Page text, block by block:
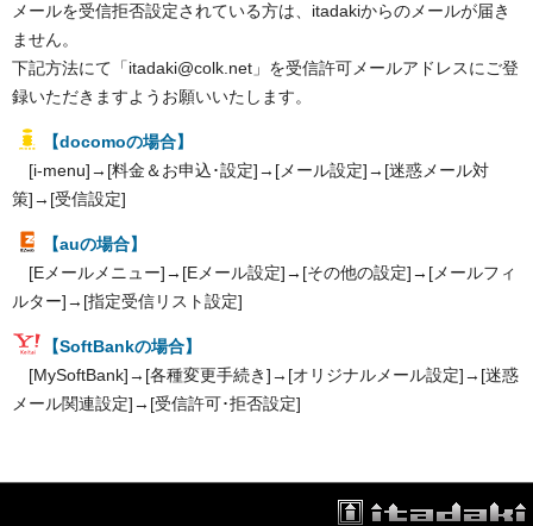
メールを受信拒否設定されている方は、itadakiからのメールが届き
ません。
下記方法にて「itadaki@colk.net」を受信許可メールアドレスにご登
録いただきますようお願いいたします。
【docomoの場合】
[i-menu]→[料金＆お申込･設定]→[メール設定]→[迷惑メール対
策]→[受信設定]
【auの場合】
[Eメールメニュー]→[Eメール設定]→[その他の設定]→[メールフィ
ルター]→[指定受信リスト設定]
【SoftBankの場合】
[MySoftBank]→[各種変更手続き]→[オリジナルメール設定]→[迷惑
メール関連設定]→[受信許可･拒否設定]